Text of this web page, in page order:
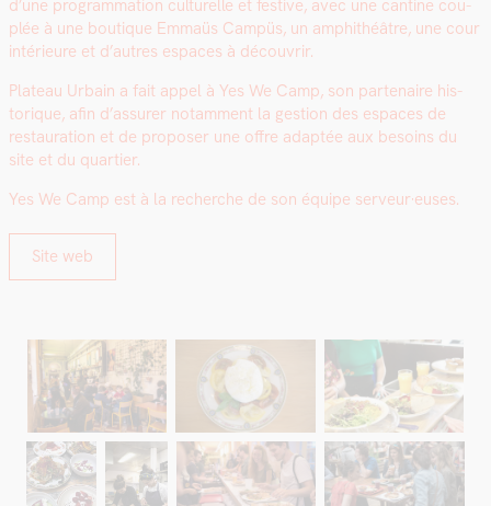
d’une pro­gram­ma­tion cul­turelle et fes­tive, avec une can­tine cou­
plée à une bou­tique Emmaüs Cam­püs, un amphithéâtre, une cour
intérieure et d’autres espaces à décou­vrir.
Plateau Urbain a fait appel à Yes We Camp, son parte­naire his­
torique, afin d’assurer notam­ment la ges­tion des espaces de
restau­ra­tion et de pro­pos­er une offre adap­tée aux besoins du
site et du quarti­er.
Yes We Camp est à la recherche de son équipe serveur·euses.
Site web